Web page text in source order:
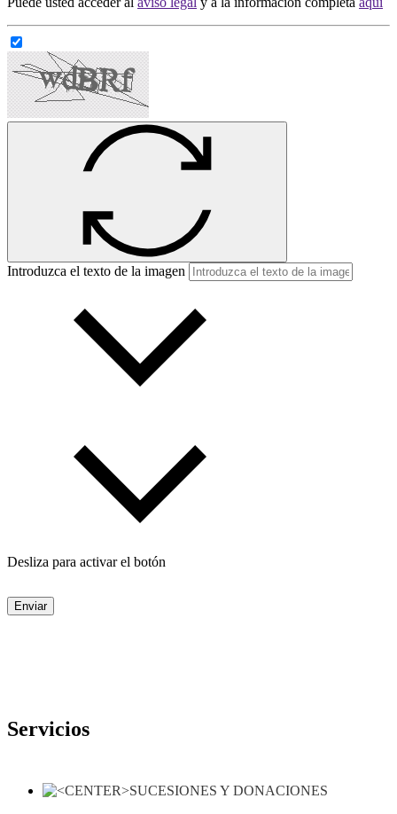
Introduzca el texto de la imagen
Desliza para activar el botón
Enviar
Servicios